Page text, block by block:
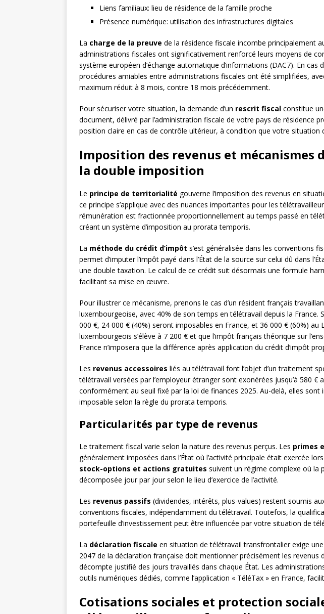
Liens familiaux: lieu de résidence de la famille proche
Présence numérique: utilisation des infrastructures digitales
La charge de la preuve de la résidence fiscale incombe principalement
administrations fiscales ont significativement renforcé leurs moyens de
système européen d’échange automatique d’informations (DAC7). En cas
procédures amiables entre administrations fiscales ont été simplifiées,
maximum réduit à 8 mois, contre 18 mois précédemment.
Pour sécuriser votre situation, la demande d’un rescrit fiscal constitue
document, délivré par l’administration fiscale de votre pays de résidence
position claire en cas de contrôle ultérieur, à condition que votre situation
Imposition des revenus et mécanismes
la double imposition
Le principe de territorialité gouverne l’imposition des revenus en
ce principe s’applique avec des nuances importantes pour les
rémunération est fractionnée proportionnellement au temps passé en
créant un système d’imposition au prorata temporis.
La méthode du crédit d’impôt s’est généralisée dans les conventions
permet d’imputer l’impôt payé dans l’État de la source sur celui dû dans
une double taxation. Le calcul de ce crédit suit désormais une formule
facilitant sa mise en œuvre.
Pour illustrer ce mécanisme, prenons le cas d’un résident français
luxembourgeoise, avec 40% de son temps en télétravail depuis la France.
000 €, 24 000 € (40%) seront imposables en France, et 36 000 € (60%) au
luxembourgeois s’élève à 7 200 € et que l’impôt français théorique sur
France n’imposera que la différence après application du crédit d’impôt
Les revenus accessoires liés au télétravail font l’objet d’un traitement
télétravail versées par l’employeur étranger sont exonérées jusqu’à 580 €
conformément au seuil fixé par la loi de finances 2025. Au-delà, elles sont
imposable selon la règle du prorata temporis.
Particularités par type de revenus
Le traitement fiscal varie selon la nature des revenus perçus. Les primes
généralement imposées dans l’État où l’activité principale était exercée
stock-options et actions gratuites suivent un régime complexe où la
décomposée jour par jour selon le lieu d’exercice de l’activité.
Les revenus passifs (dividendes, intérêts, plus-values) restent soumis
conventions fiscales, indépendamment du télétravail. Toutefois, la
portefeuille d’investissement peut être influencée par votre situation de
La déclaration fiscale en situation de télétravail transfrontalier exige une
2047 de la déclaration française doit mentionner précisément les revenus
décompte justifié des jours travaillés dans chaque État. Les
outils numériques dédiés, comme l’application « TéléTax » en France,
Cotisations sociales et protection